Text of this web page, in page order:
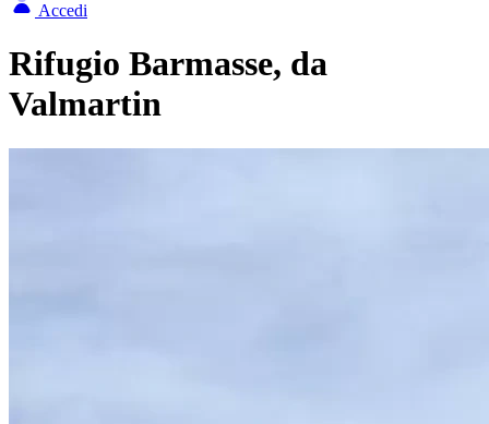
Accedi
Rifugio Barmasse, da
Valmartin